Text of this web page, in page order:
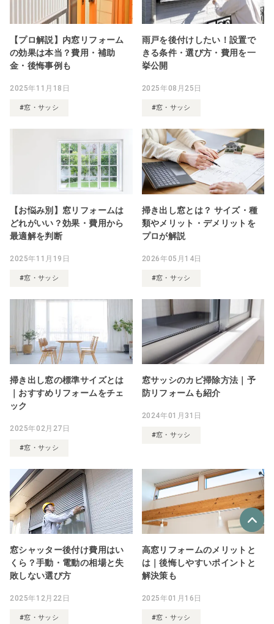
【プロ解説】内窓リフォーム
の効果は本当？費用・補助
金・後悔事例も
2025年11月18日
#窓・サッシ
雨戸を後付けしたい！設置で
きる条件・選び方・費用を一
挙公開
2025年08月25日
#窓・サッシ
【お悩み別】窓リフォームは
どれがいい？効果・費用から
最適解を判断
2025年11月19日
#窓・サッシ
掃き出し窓とは？ サイズ・種
類やメリット・デメリットを
プロが解説
2026年05月14日
#窓・サッシ
掃き出し窓の標準サイズとは
｜おすすめリフォームをチェ
ック
2025年02月27日
#窓・サッシ
窓サッシのカビ掃除方法｜予
防リフォームも紹介
2024年01月31日
#窓・サッシ
窓シャッター後付け費用はい
くら？手動・電動の相場と失
敗しない選び方
2025年12月22日
#窓・サッシ
高窓リフォームのメリットと
は｜後悔しやすいポイントと
解決策も
2025年01月16日
#窓・サッシ
優良なリフォーム会社
最大4社
リフォーム会社紹介を申し込む